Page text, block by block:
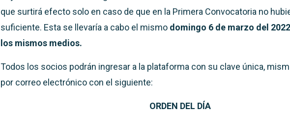
que surtirá efecto solo en caso de que en la Primera Convocatoria no
suficiente. Esta se llevaría a cabo el mismo domingo 6 de marzo del
los mismos medios.
Todos los socios podrán ingresar a la plataforma con su clave única,
por correo electrónico con el siguiente:
ORDEN DEL DÍA